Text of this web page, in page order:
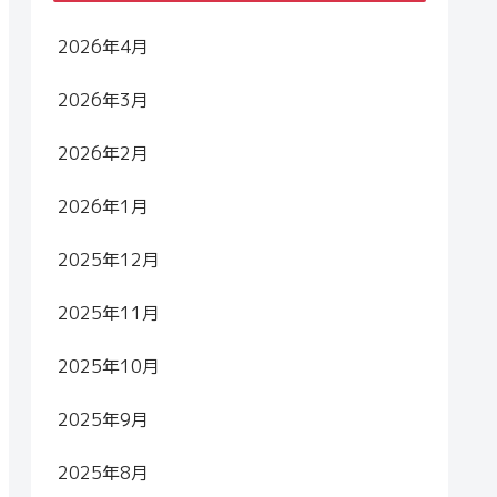
2026年4月
2026年3月
2026年2月
2026年1月
2025年12月
2025年11月
2025年10月
2025年9月
2025年8月